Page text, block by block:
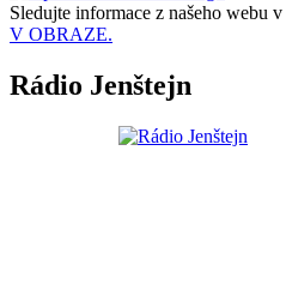
Sledujte informace z našeho webu v
V OBRAZE.
Rádio Jenštejn